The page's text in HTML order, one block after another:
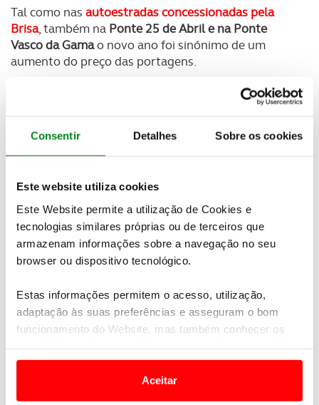
Consentir Detalhes Sobre os cookies
Este website utiliza cookies
Este Website permite a utilização de Cookies e
tecnologias similares próprias ou de terceiros que
armazenam informações sobre a navegação no seu
browser ou dispositivo tecnológico.
Estas informações permitem o acesso, utilização,
adaptação às suas preferências e asseguram o bom
funcionamento do Website, mas também conhecer os
e anúncios de modo a promover produtos e/ou serviços.
Em alguns casos, a utilização destas tecnologias
Aceitar
Tal como nas autoestradas concessionadas pela
Brisa, também na Ponte 25 de Abril e na Ponte
Vasco da Gamao novo ano foi sinónimo de um
aumento do preço das portagens.
os veículos de Classe
2,10 euros, mais 10 cêntimos do
Já entrar em Lisboa através da Ponte Vasco da
que em 2023
Newsletter Revista
Receba as novidades do mundo automóvel e
SUBSCREVER
No que respeita às restantes classes de veículos, o